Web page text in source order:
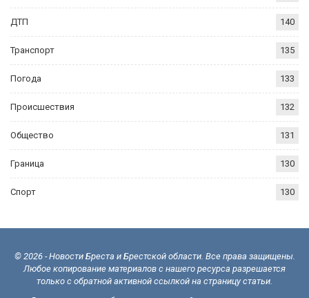
ДТП 140
Транспорт 135
Погода 133
Происшествия 132
Общество 131
Граница 130
Спорт 130
© 2026 - Новости Бреста и Брестской области. Все права защищены.
Любое копирование материалов с нашего ресурса разрешается
только с обратной активной ссылкой на страницу статьи.